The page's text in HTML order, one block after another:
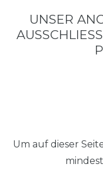
UNSER
Um auf dieser